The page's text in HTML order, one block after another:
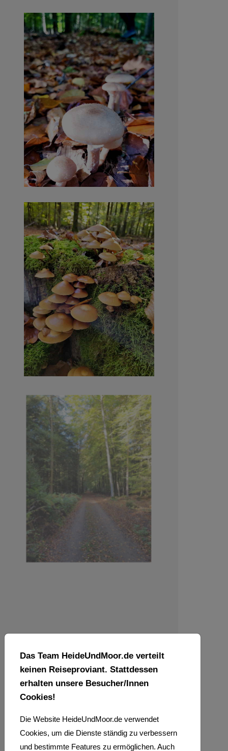
Das Team HeideUndMoor.de verteilt
keinen Reiseproviant. Stattdessen
erhalten unsere Besucher/Innen
Cookies!
Die Website HeideUndMoor.de verwendet
Cookies, um die Dienste ständig zu verbessern
und bestimmte Features zu ermöglichen. Auch